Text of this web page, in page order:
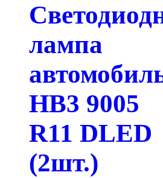
лампа
HB3 9005
R11 DLED
(2шт.)